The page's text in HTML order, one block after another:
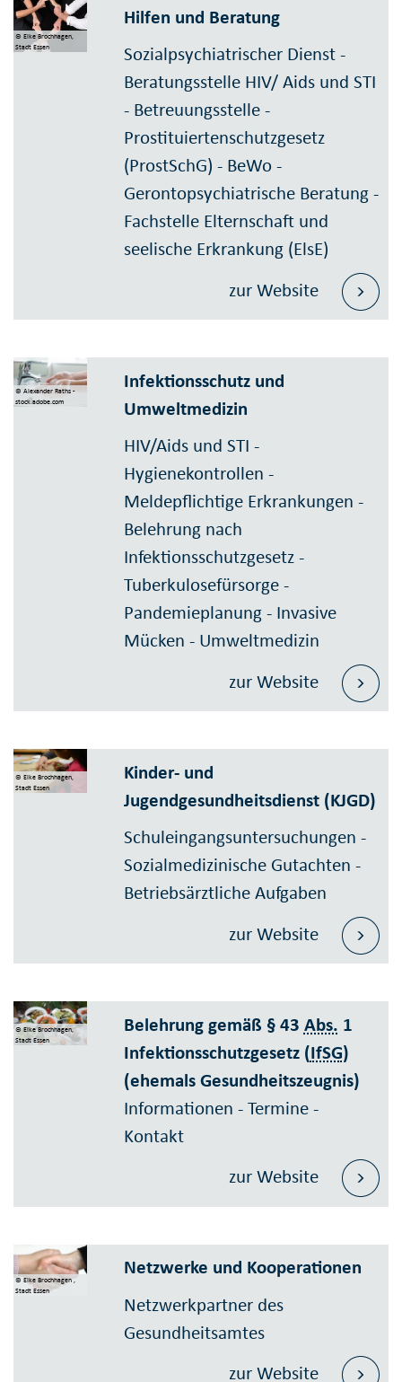
© Elke Brochhagen,
Stadt Essen
Hilfen und Beratung
Sozialpsychiatrischer Dienst -
Beratungsstelle HIV/ Aids und STI
- Betreuungsstelle -
Prostituiertenschutzgesetz
(ProstSchG) - BeWo -
Gerontopsychiatrische Beratung -
Fachstelle Elternschaft und
seelische Erkrankung (ElsE)
zur Website
© Alexander Raths -
stock.adobe.com
Infektionsschutz und
Umweltmedizin
HIV/Aids und STI -
Hygienekontrollen -
Meldepflichtige Erkrankungen -
Belehrung nach
Infektionsschutzgesetz -
Tuberkulosefürsorge -
Pandemieplanung - Invasive
Mücken - Umweltmedizin
zur Website
© Elke Brochhagen,
Stadt Essen
Kinder- und
Jugendgesundheitsdienst (KJGD)
Schuleingangsuntersuchungen -
Sozialmedizinische Gutachten -
Betriebsärztliche Aufgaben
zur Website
© Elke Brochhagen,
Stadt Essen
Belehrung gemäß § 43 Abs. 1
Infektionsschutzgesetz (IfSG)
(ehemals Gesundheitszeugnis)
Informationen - Termine -
Kontakt
zur Website
© Elke Brochhagen ,
Stadt Essen
Netzwerke und Kooperationen
Netzwerkpartner des
Gesundheitsamtes
zur Website